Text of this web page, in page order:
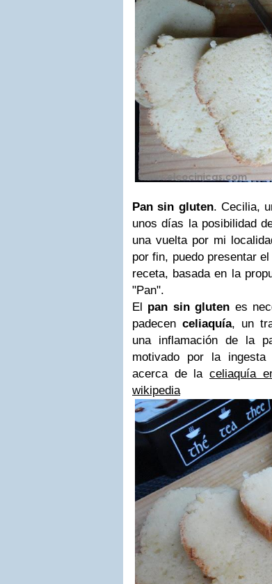
Pan sin gluten. Cecilia,
unos días la posibilidad
una vuelta por mi
por fin, puedo presentar
receta, basada en la
"Pan".
El pan sin gluten es
padecen celiaquía, un
una inflamación de la
motivado por la
acerca de la celiaquía
wikipedia